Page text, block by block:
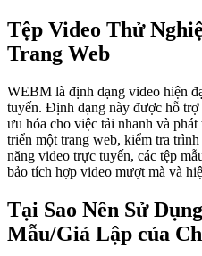
Tệp Video Thử
Trang Web
WEBM là định dạng video hiện
tuyến. Định dạng này được hỗ
ưu hóa cho việc tải nhanh và
triển một trang web, kiểm tra
năng video trực tuyến, các tệp
bảo tích hợp video mượt mà và
Tại Sao Nên Sử
Mẫu/Giả Lập của